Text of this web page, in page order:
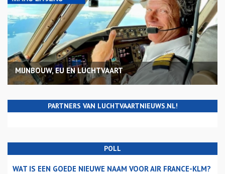
MIJNBOUW, EU EN LUCHTVAART
PARTNERS VAN LUCHTVAARTNIEUWS.NL!
POLL
WAT IS EEN GOEDE NIEUWE NAAM VOOR AIR FRANCE-KLM?